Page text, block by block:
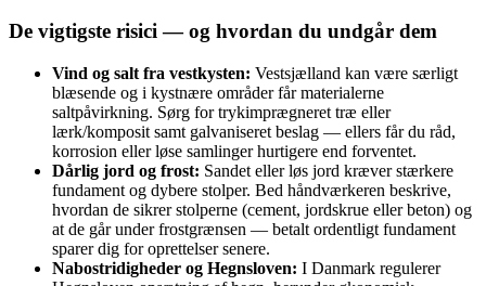
De vigtigste risici — og hvordan du undgår dem
Vind og salt fra vestkysten: Vestsjælland kan være særligt
blæsende og i kystnære områder får materialerne
saltpåvirkning. Sørg for trykimprægneret træ eller
lærk/komposit samt galvaniseret beslag — ellers får du råd,
korrosion eller løse samlinger hurtigere end forventet.
Dårlig jord og frost: Sandet eller løs jord kræver stærkere
fundament og dybere stolper. Bed håndværkeren beskrive,
hvordan de sikrer stolperne (cement, jordskrue eller beton) og
at de går under frostgrænsen — betalt ordentligt fundament
sparer dig for oprettelser senere.
Nabostridigheder og Hegnsloven: I Danmark regulerer